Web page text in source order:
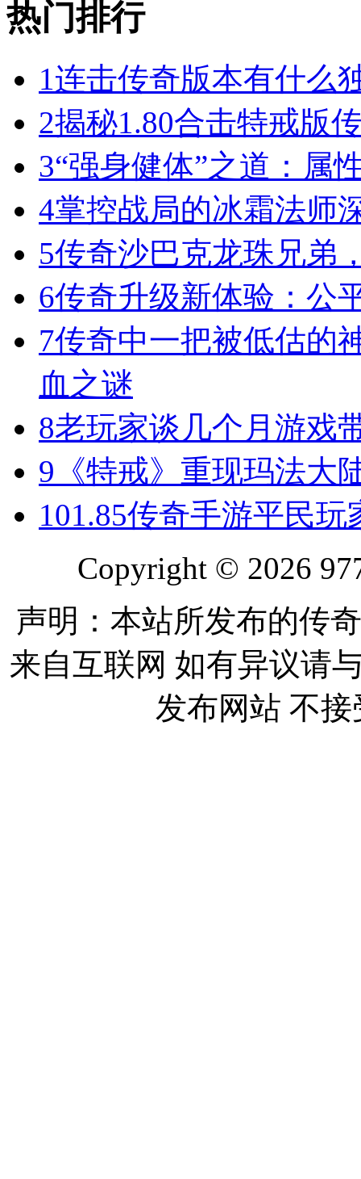
热门排行
1连击传奇版本有什么
2揭秘1.80合击特戒版
3“强身健体”之道：属
4掌控战局的冰霜法师
5传奇沙巴克龙珠兄弟
6传奇升级新体验：公
7传奇中一把被低估的
血之谜
8老玩家谈几个月游戏
9 《特戒》重现玛法大
101.85传奇手游平民
Copyright © 2026
声明：本站所发布的传
来自互联网 如有异议请
发布网站 不